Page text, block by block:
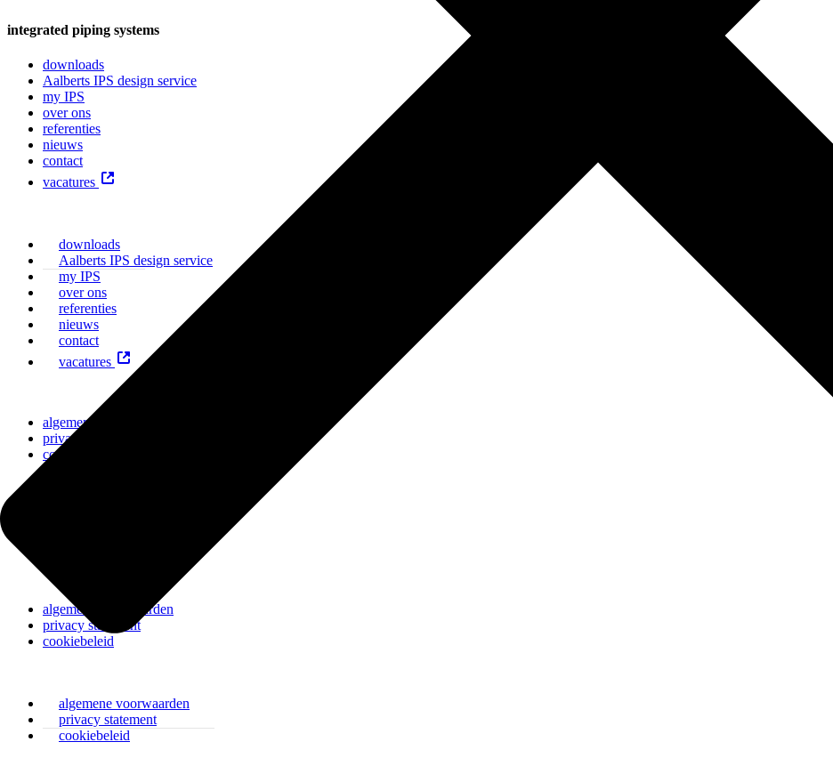
integrated piping systems
downloads
Aalberts IPS design service
my IPS
over ons
referenties
nieuws
contact
vacatures
downloads
Aalberts IPS design service
my IPS
over ons
referenties
nieuws
contact
vacatures
algemene voorwaarden
privacy statement
cookiebeleid
algemene voorwaarden
privacy statement
cookiebeleid
algemene voorwaarden
privacy statement
cookiebeleid